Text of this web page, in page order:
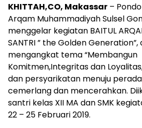
KHITTAH,CO, Makassar –
Arqam Muhammadiyah Sulsel
menggelar kegiatan BAITUL
SANTRI ” the Golden
mengangkat tema “Membangun
Komitmen,Integritas dan
dan persyarikatan menuju
cemerlang dan mencerahkan.
santri kelas XII MA dan SMK
22 – 25 Februari 2019.